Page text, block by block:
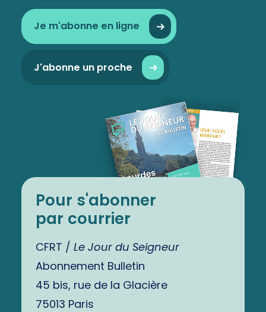
Je m'abonne en ligne
J'abonne un proche
Pour s'abonner
par courrier
CFRT / Le Jour du Seigneur
Abonnement Bulletin
45 bis, rue de la Glacière
75013 Paris